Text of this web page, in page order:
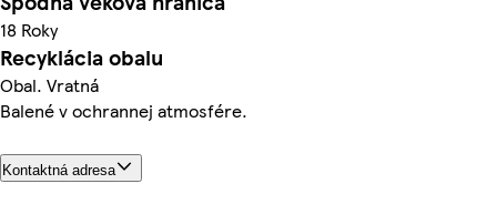
18 Roky
Recyklácia obalu
Obal. Vratná
Balené v ochrannej atmosfére.
Kontaktná adresa